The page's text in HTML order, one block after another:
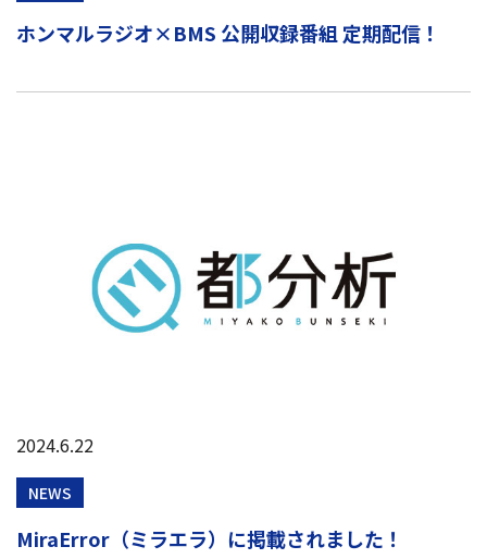
ホンマルラジオ×BMS 公開収録番組 定期配信！
2024.6.22
NEWS
MiraError（ミラエラ）に掲載されました！